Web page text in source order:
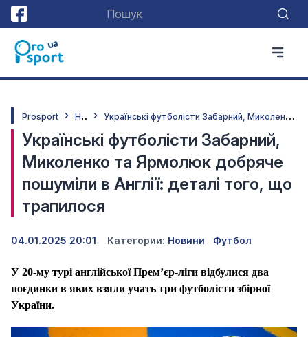
Prosport Н
овини У
країнські футболісти Забарний, Миколенко та Ярмолюк добряче пошуміли в Англії: деталі того, що трапилося
Українські футболісти Забарний,
Миколенко та Ярмолюк добряче
пошуміли в Англії: деталі того, що
трапилося
04.01.2025 20:01 Категории: Новини Футбол
У 20-му турі англійської Прем’єр-ліги відбулися два
поєдинки в яких взяли учать три футболісти збірної
України.